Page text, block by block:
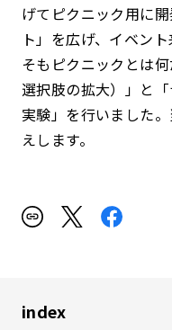
げてピクニック用に
ト」を広げ、イベン
そもピクニックとは
選択肢の拡大）」と
実験」を行いました
えします。
index